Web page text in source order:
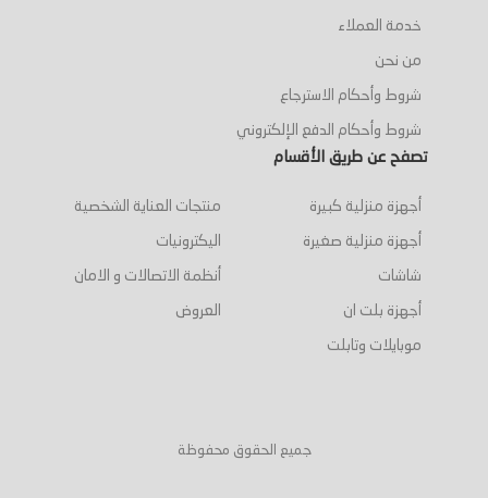
خدمة العملاء
من نحن
شروط وأحكام الاسترجاع
شروط وأحكام الدفع الإلكتروني
تصفح عن طريق الأقسام
أجهزة منزلية كبيرة
أجهزة منزلية صغيرة
شاشات
أجهزة بلت ان
موبايلات وتابلت
منتجات العناية الشخصية
اليكترونيات
أنظمة الاتصالات و الامان
العروض
جميع الحقوق محفوظة